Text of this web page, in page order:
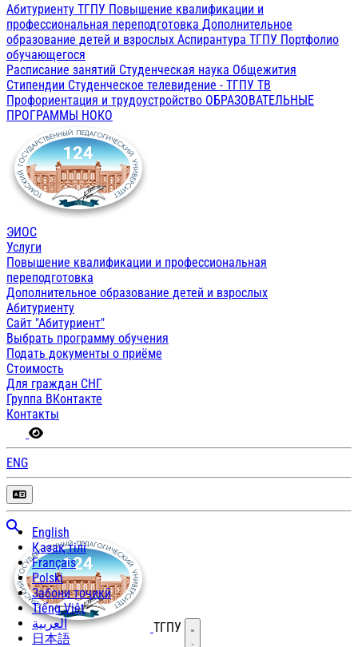
Абитуриенту ТГПУ Повышение квалификации и
профессиональная переподготовка Дополнительное
образование детей и взрослых Аспирантура ТГПУ Портфолио
обучающегося
Расписание занятий Студенческая наука Общежития
Стипендии Студенческое телевидение - ТГПУ ТВ
Профориентация и трудоустройство ОБРАЗОВАТЕЛЬНЫЕ
ПРОГРАММЫ НОКО
ЭИОС
Услуги
Повышение квалификации и профессиональная
переподготовка
Дополнительное образование детей и взрослых
Абитуриенту
Сайт "Абитуриент"
Выбрать программу обучения
Подать документы о приёме
Стоимость
Для граждан СНГ
Группа ВКонтакте
Контакты
ENG
English
Қазақ тілі
Français
Polski
Забони тоҷикӣ
Tiếng Việt
العربية
日本語
ТГПУ Открыть меню